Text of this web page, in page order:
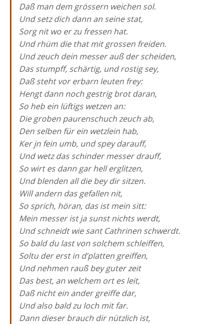
Daß man dem grössern weichen sol.
Und setz dich dann an seine stat,
Sorg nit wo er zu fressen hat.
Und rhüm die that mit grossen freiden.
Und zeuch dein messer auß der scheiden,
Das stumpff, schärtig, und rostig sey,
Daß steht vor erbarn leuten frey:
Hengt dann noch gestrig brot daran,
So heb ein lüftigs wetzen an:
Die groben paurenschuch zeuch ab,
Den selben für ein wetzlein hab,
Ker jn fein umb, und spey darauff,
Und wetz das schinder messer drauff,
So wirt es dann gar hell erglitzen,
Und blenden all die bey dir sitzen.
Will andern das gefallen nit,
So sprich, höran, das ist mein sitt:
Mein messer ist ja sunst nichts werdt,
Und schneidt wie sant Cathrinen schwerdt.
So bald du last von solchem schleiffen,
Soltu der erst in d’platten greiffen,
Und nehmen rauß bey guter zeit
Das best, an welchem ort es leit,
Daß nicht ein ander greiffe dar,
Und also bald zu loch mit far.
Dann dieser brauch dir nützlich ist,